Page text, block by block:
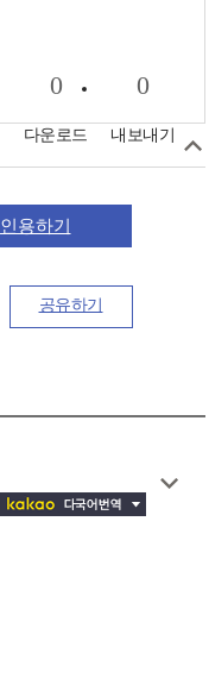
0
다운로드
0
내보내기
인용하기
공유하기